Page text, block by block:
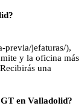
previa/jefaturas/),
y la oficina más
una
en Valladolid?